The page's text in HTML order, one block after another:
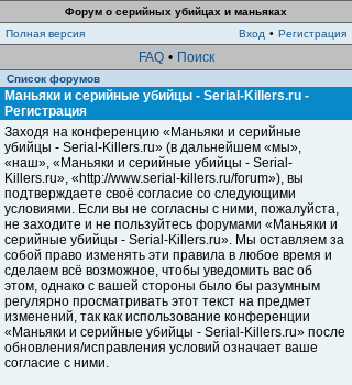
Форум о серийных убийцах и маньяках
Полная версия
Вход • Регистрация
FAQ • Поиск
Список форумов
Маньяки и серийные убийцы - Serial-Killers.ru -
Регистрация
Заходя на конференцию «Маньяки и серийные
убийцы - Serial-Killers.ru» (в дальнейшем «мы»,
«наш», «Маньяки и серийные убийцы - Serial-
Killers.ru», «http://www.serial-killers.ru/forum»), вы
подтверждаете своё согласие со следующими
условиями. Если вы не согласны с ними, пожалуйста,
не заходите и не пользуйтесь форумами «Маньяки и
серийные убийцы - Serial-Killers.ru». Мы оставляем за
собой право изменять эти правила в любое время и
сделаем всё возможное, чтобы уведомить вас об
этом, однако с вашей стороны было бы разумным
регулярно просматривать этот текст на предмет
изменений, так как использование конференции
«Маньяки и серийные убийцы - Serial-Killers.ru» после
обновления/исправления условий означает ваше
согласие с ними.